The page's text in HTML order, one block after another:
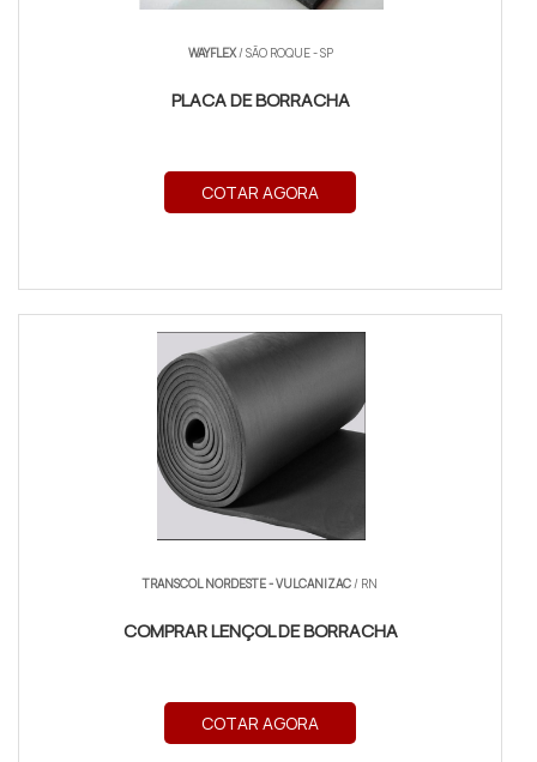
WAYFLEX/ SÃO ROQUE - SP
PLACA DE BORRACHA
COTAR AGORA
TRANSCOL NORDESTE - VULCANIZAC/ RN
COMPRAR LENÇOL DE BORRACHA
COTAR AGORA